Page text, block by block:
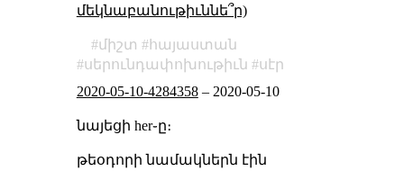
մեկնաբանութիւննե՞ր)
միշտ
հայաստան
սերունդափոխութիւն
սէր
2020-05-10-4284358– 2020-05-10
նայեցի her֊ը։
թեօդորի նամակներն էին